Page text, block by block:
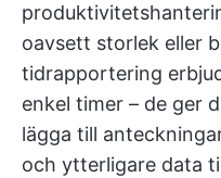
oavsett storlek eller
tidrapportering
enkel timer – de ger
lägga till
och ytterligare data